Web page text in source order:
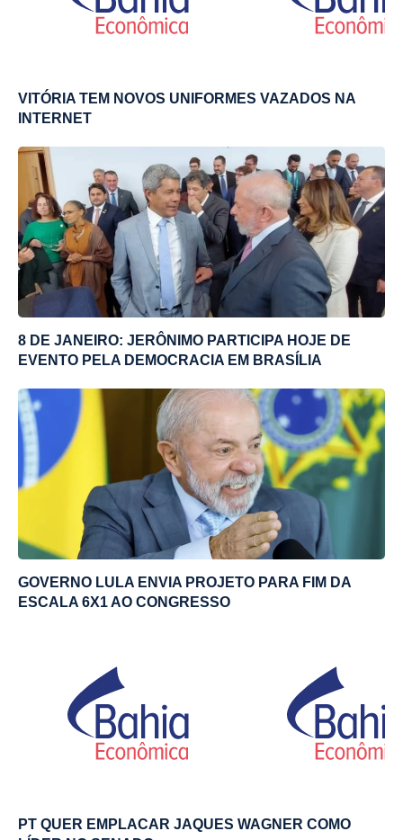
VITÓRIA TEM NOVOS UNIFORMES VAZADOS NA
INTERNET
8 DE JANEIRO: JERÔNIMO PARTICIPA HOJE DE
EVENTO PELA DEMOCRACIA EM BRASÍLIA
GOVERNO LULA ENVIA PROJETO PARA FIM DA
ESCALA 6X1 AO CONGRESSO
PT QUER EMPLACAR JAQUES WAGNER COMO